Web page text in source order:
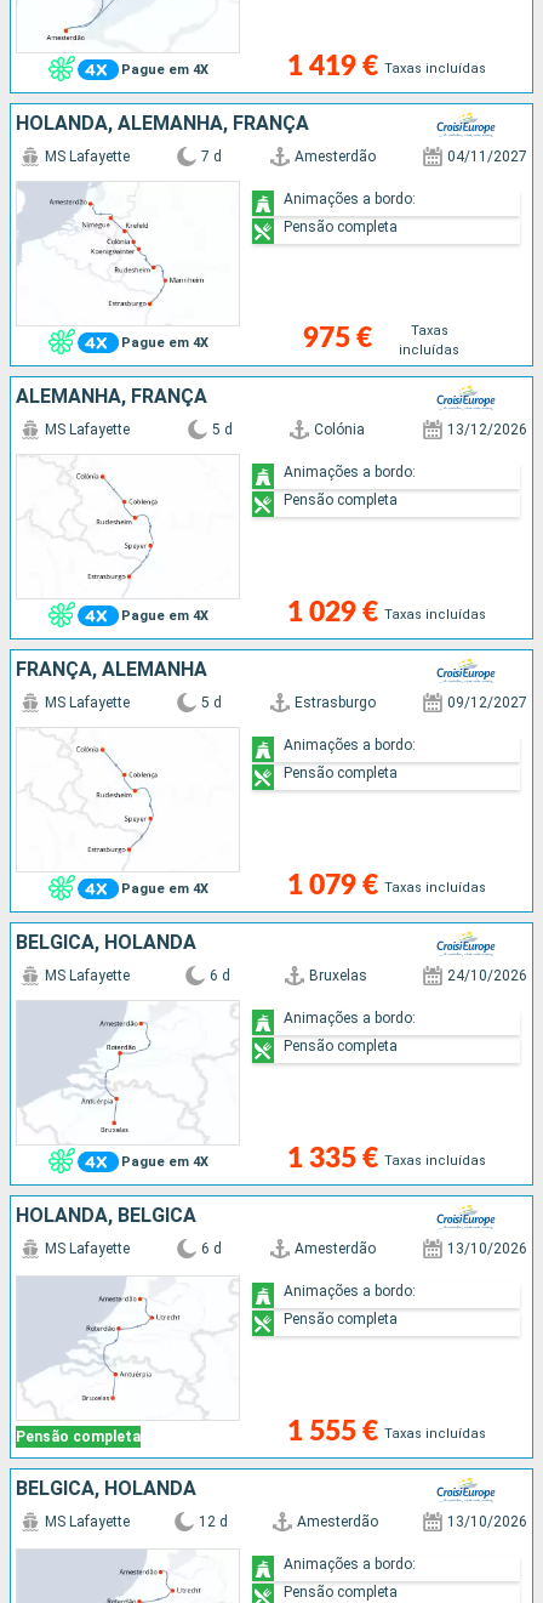
Pague em 4X 1 419 € Taxas incluídas
HOLANDA, ALEMANHA, FRANÇA
Pague em 4X
MS Lafayette 7 d Amesterdão 04/11/2027
975 €
Taxas
incluídas
Animações a bordo:
Pensão completa
ALEMANHA, FRANÇA
Pague em 4X
MS Lafayette 5 d Colónia 13/12/2026
1 029 € Taxas incluídas
Animações a bordo:
Pensão completa
FRANÇA, ALEMANHA
Pague em 4X
MS Lafayette 5 d Estrasburgo 09/12/2027
1 079 € Taxas incluídas
Animações a bordo:
Pensão completa
BÉLGICA, HOLANDA
Pague em 4X
MS Lafayette 6 d Bruxelas 24/10/2026
1 335 € Taxas incluídas
Animações a bordo:
Pensão completa
HOLANDA, BÉLGICA
Pensão completa
MS Lafayette 6 d Amesterdão 13/10/2026
1 555 € Taxas incluídas
Animações a bordo:
Pensão completa
BÉLGICA, HOLANDA
MS Lafayette 12 d Amesterdão 13/10/2026
Animações a bordo:
Pensão completa